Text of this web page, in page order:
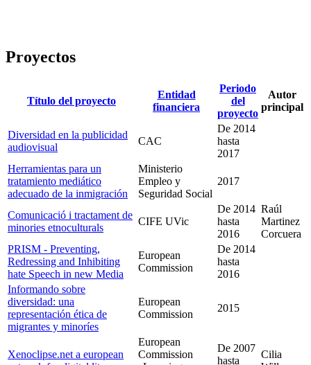
Proyectos
Título del proyecto
Entidad
financiera
Periodo
del
proyecto
Autor
principal
Diversidad en la publicidad
audiovisual
CAC
De 2014
hasta
2017
Herramientas para un
tratamiento mediático
adecuado de la inmigración
Ministerio
Empleo y
Seguridad Social
2017
Comunicació i tractament de
minories etnoculturals
CIFE UVic
De 2014
hasta
2016
Raúl
Martinez
Corcuera
PRISM - Preventing,
Redressing and Inhibiting
hate Speech in new Media
European
Commission
De 2014
hasta
2016
Informando sobre
diversidad: una
representación ética de
migrantes y minoríes
European
Commission
2015
Xenoclipse.net a european
European
Commission
De 2007
hasta
Cilia